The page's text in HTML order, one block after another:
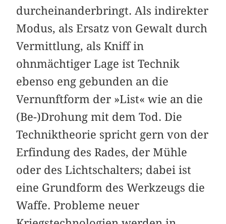
durcheinanderbringt. Als indirekter
Modus, als Ersatz von Gewalt durch
Vermittlung, als Kniff in
ohnmächtiger Lage ist Technik
ebenso eng gebunden an die
Vernunftform der »List« wie an die
(Be-)Drohung mit dem Tod. Die
Techniktheorie spricht gern von der
Erfindung des Rades, der Mühle
oder des Lichtschalters; dabei ist
eine Grundform des Werkzeugs die
Waffe. Probleme neuer